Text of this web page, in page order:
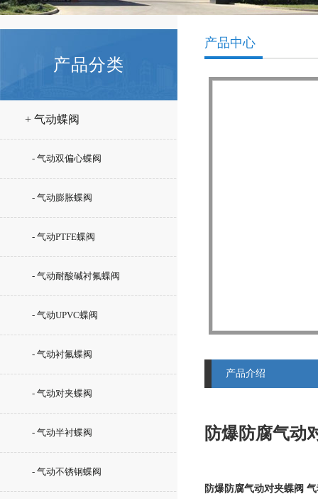
产品分类
+ 气动蝶阀
- 气动双偏心蝶阀
- 气动膨胀蝶阀
- 气动PTFE蝶阀
- 气动耐酸碱衬氟蝶阀
- 气动UPVC蝶阀
- 气动衬氟蝶阀
- 气动对夹蝶阀
- 气动半衬蝶阀
- 气动不锈钢蝶阀
产品中心
产品介绍
防爆防腐气动
防爆防腐气动对夹蝶阀